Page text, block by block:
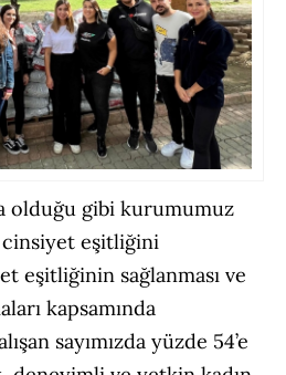
olduğu gibi kurumumuz
eşitliğini
eşitliğinin sağlanması ve
kapsamında
sayımızda yüzde 54’e